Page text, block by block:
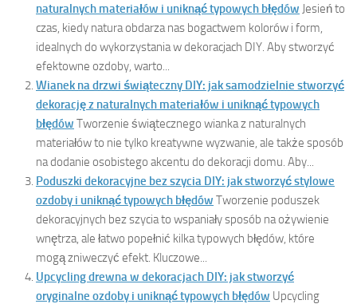
naturalnych materiałów i uniknąć typowych błędów Jesień to
czas, kiedy natura obdarza nas bogactwem kolorów i form,
idealnych do wykorzystania w dekoracjach DIY. Aby stworzyć
efektowne ozdoby, warto...
Wianek na drzwi świąteczny DIY: jak samodzielnie stworzyć
dekorację z naturalnych materiałów i uniknąć typowych
błędów Tworzenie świątecznego wianka z naturalnych
materiałów to nie tylko kreatywne wyzwanie, ale także sposób
na dodanie osobistego akcentu do dekoracji domu. Aby...
Poduszki dekoracyjne bez szycia DIY: jak stworzyć stylowe
ozdoby i uniknąć typowych błędów Tworzenie poduszek
dekoracyjnych bez szycia to wspaniały sposób na ożywienie
wnętrza, ale łatwo popełnić kilka typowych błędów, które
mogą zniweczyć efekt. Kluczowe...
Upcycling drewna w dekoracjach DIY: jak stworzyć
oryginalne ozdoby i uniknąć typowych błędów Upcycling